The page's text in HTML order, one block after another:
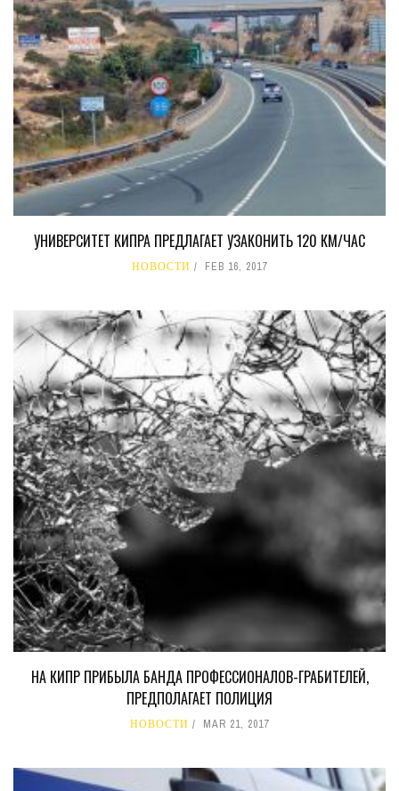
УНИВЕРСИТЕТ КИПРА ПРЕДЛАГАЕТ УЗАКОНИТЬ 120 КМ/ЧАС
НОВОСТИ FEB 16, 2017
НА КИПР ПРИБЫЛА БАНДА ПРОФЕССИОНАЛОВ-ГРАБИТЕЛЕЙ,
ПРЕДПОЛАГАЕТ ПОЛИЦИЯ
НОВОСТИ MAR 21, 2017